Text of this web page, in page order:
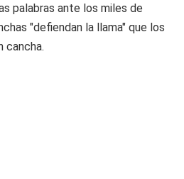
palabras ante los miles de
"defiendan la llama" que los
cancha.